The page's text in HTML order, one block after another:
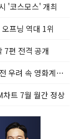
'코스모스' 개최
프닝 역대 1위
7편 전격 공개
황정민을 흔드는 손, 사생활 논란 장기전 우려 속 영화계도 리스크
차트 7월 월간 정상